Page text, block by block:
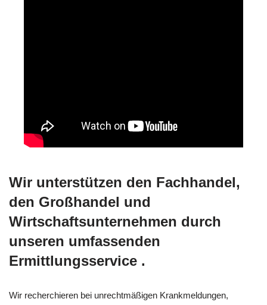
Wir unterstützen den Fachhandel,
den Großhandel und
Wirtschaftsunternehmen durch
unseren umfassenden
Ermittlungsservice .
Wir recherchieren bei unrechtmäßigen Krankmeldungen,